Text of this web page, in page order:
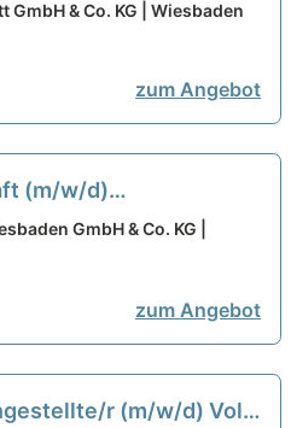
neu
GmbH & Co. KG | Wiesbaden
zum Angebot
(m/w/d)
Vollzeit / Teilzeit
GmbH & Co. KG |
zum Angebot
r (m/w/d) Voll-